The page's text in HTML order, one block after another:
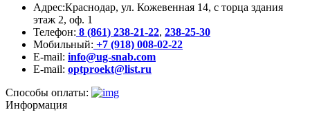
Адрес:Краснодар, ул. Кожевенная 14, с торца здания
этаж 2, оф. 1
Телефон: 8 (861) 238-21-22, 238-25-30
Мобильный: +7 (918) 008-02-22
E-mail: info@ug-snab.com
E-mail: optproekt@list.ru
Способы оплаты:
Информация